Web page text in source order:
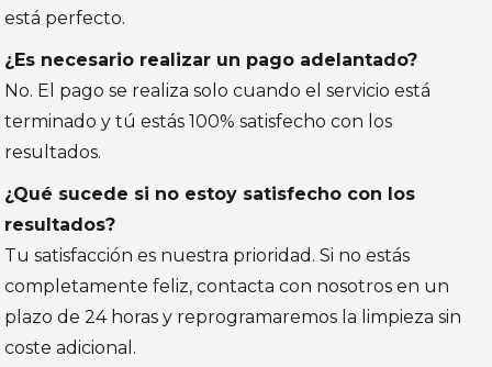
está perfecto.
¿Es necesario realizar un pago adelantado?
No. El pago se realiza solo cuando el servicio está
terminado y tú estás 100% satisfecho con los
resultados.
¿Qué sucede si no estoy satisfecho con los
resultados?
Tu satisfacción es nuestra prioridad. Si no estás
completamente feliz, contacta con nosotros en un
plazo de 24 horas y reprogramaremos la limpieza sin
coste adicional.